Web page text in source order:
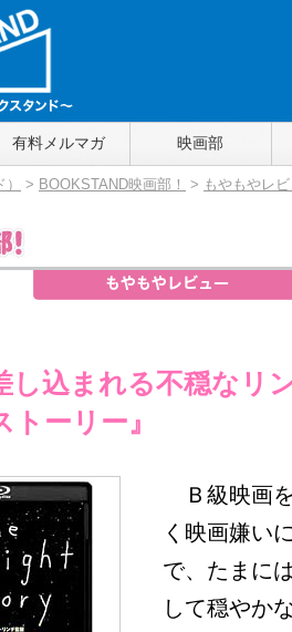
ンド）
～
有料メルマガ 映画部
> BOOKSTAND映画部！ > もやもやレ
し込まれる不穏なリ
トーリー』
Ｂ級映画
く映画嫌い
で、たまに
して穏やか